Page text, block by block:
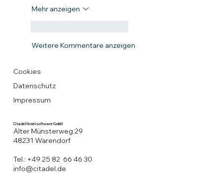
Mehr anzeigen
Weitere Kommentare anzeigen
Cookies
Datenschutz
Impressum
Citadel Hotelsoftware GmbH
Alter Münsterweg 29
48231 Warendorf
Tel.: +49 25 82 66 46 30
info@citadel.de